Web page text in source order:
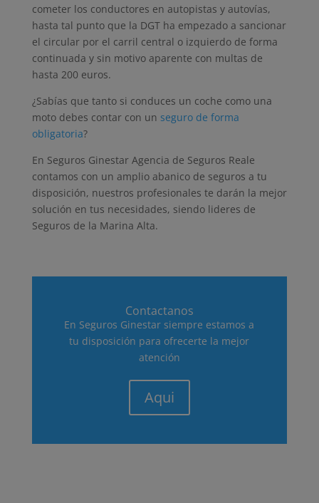
cometer los conductores en autopistas y autovías,
hasta tal punto que la DGT ha empezado a sancionar
el circular por el carril central o izquierdo de forma
continuada y sin motivo aparente con multas de
hasta 200 euros.
¿Sabías que tanto si conduces un coche como una
moto debes contar con un seguro de forma
obligatoria?
En Seguros Ginestar Agencia de Seguros Reale
contamos con un amplio abanico de seguros a tu
disposición, nuestros profesionales te darán la mejor
solución en tus necesidades, siendo lideres de
Seguros de la Marina Alta.
Contactanos
En Seguros Ginestar siempre estamos a
tu disposición para ofrecerte la mejor
atención
Aqui